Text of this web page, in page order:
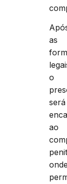
as
o
será
ao